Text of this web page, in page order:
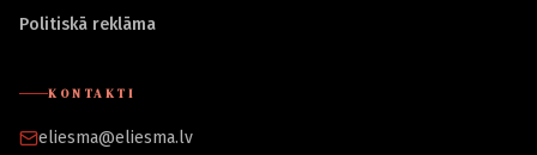
Politiskā reklāma
KONTAKTI
eliesma@eliesma.lv